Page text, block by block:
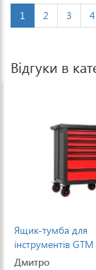
1 2 3 4
Відгуки в
Ящик-тумба для
інструментів
металевий
Дмитро